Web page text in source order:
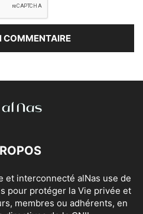
et interconnecté alNas use de
pour protéger la Vie privée et
membres ou adhérents, en